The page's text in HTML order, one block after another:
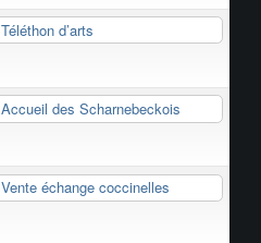
Téléthon d’arts
Accueil des Scharnebeckois
Vente échange coccinelles